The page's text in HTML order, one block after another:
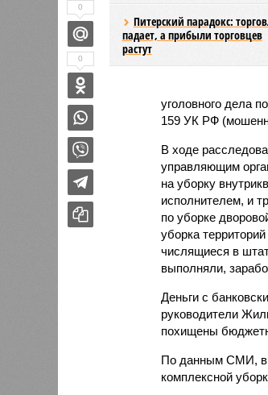
Питерский парадокс:
падает, а прибыли торговцев
растут
уголовного дела
159 УК РФ
В ходе
управляющим
на уборку
исполнителем, и
по уборке
уборка
числящиеся в
выполняли,
Деньги с
руководители
похищены
По данным СМИ, в
комплексной
0
0